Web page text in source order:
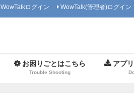
WowTalkログイン WowTalk(管理者)ログイン
お困りごとはこちら
Trouble Shooting
アプ